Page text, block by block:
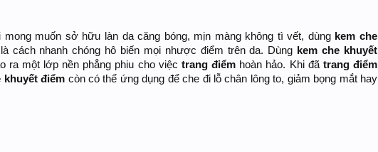
muốn sở hữu làn da căng bóng, mịn màng không tì vết, dùngkem che
cách nhanh chóng hô biến mọi nhược điểm trên da. Dùng kem che khuyết
ra một lớp nền phẳng phiu cho việc trang điểm hoàn hảo. Khi đã trang điểm
khuyết điểm còn có thể ứng dụng để che đi lỗ chân lông to, giảm bọng mắt hay